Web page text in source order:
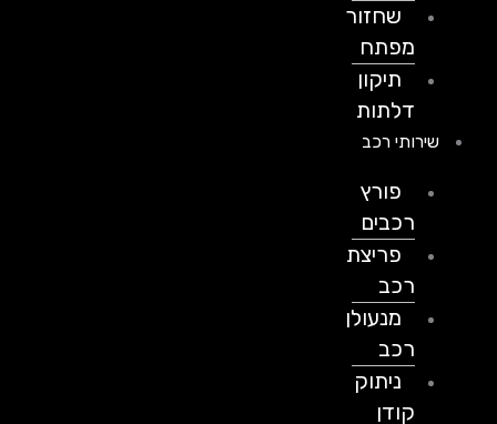
שחזור
מפתח
תיקון
דלתות
שירותי רכב
פורץ
רכבים
פריצת
מנעולן
ניתוק